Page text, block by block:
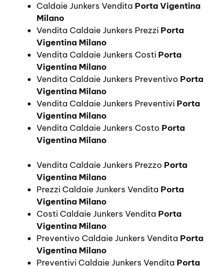
Caldaie Junkers Vendita Porta Vigentina
Milano
Vendita Caldaie Junkers Prezzi Porta
Vigentina Milano
Vendita Caldaie Junkers Costi Porta
Vigentina Milano
Vendita Caldaie Junkers Preventivo Porta
Vigentina Milano
Vendita Caldaie Junkers Preventivi Porta
Vigentina Milano
Vendita Caldaie Junkers Costo Porta
Vigentina Milano
Vendita Caldaie Junkers Prezzo Porta
Vigentina Milano
Prezzi Caldaie Junkers Vendita Porta
Vigentina Milano
Costi Caldaie Junkers Vendita Porta
Vigentina Milano
Preventivo Caldaie Junkers Vendita Porta
Vigentina Milano
Preventivi Caldaie Junkers Vendita Porta